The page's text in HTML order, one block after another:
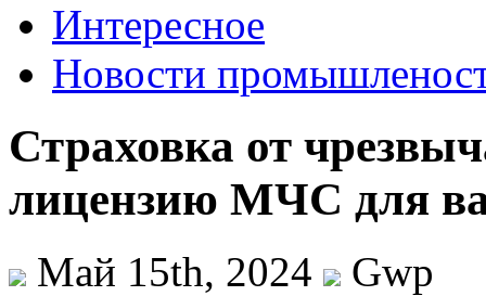
Интересное
Новости
Страховка от
лицензию МЧС для
Май 15th, 2024 Gwp